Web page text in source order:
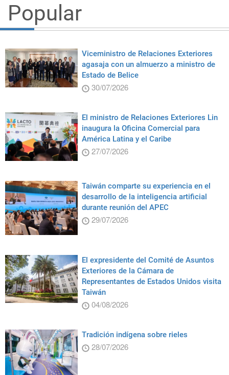
Popular
Viceministro de Relaciones Exteriores
agasaja con un almuerzo a ministro de
Estado de Belice
30/07/2026
El ministro de Relaciones Exteriores Lin
inaugura la Oficina Comercial para
América Latina y el Caribe
27/07/2026
Taiwán comparte su experiencia en el
desarrollo de la inteligencia artificial
durante reunión del APEC
29/07/2026
El expresidente del Comité de Asuntos
Exteriores de la Cámara de
Representantes de Estados Unidos visita
Taiwán
04/08/2026
Tradición indígena sobre rieles
28/07/2026